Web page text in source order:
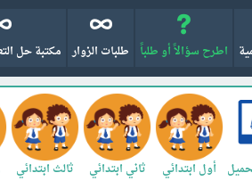
اطرح سؤالاً أو طلباً طلبات الزوار مكتبة حل
أول ابتدائي ثاني ابتدائي ثالث ابتدائي